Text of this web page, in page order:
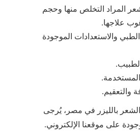
المراد التخلص منها وحجم
علاجها.
والاستعدادات الموجودة
والتعقيم.
بالليزر في مصر، يُرجى
على موقعنا الإلكتروني.